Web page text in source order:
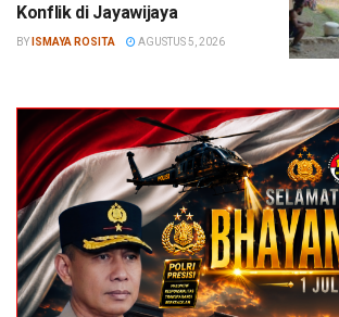
Konflik di Jayawijaya
BY ISMAYA ROSITA AGUSTUS 5, 2026